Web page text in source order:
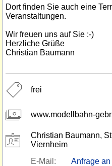
Dort finden Sie auch eine
Veranstaltungen.
Wir freuen uns auf Sie :-)
Herzliche Grüße
Christian Baumann
frei
www.modellbahn-
Christian Baumann,
Viernheim
E-Mail:
Anfrage